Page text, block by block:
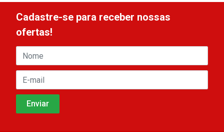
Cadastre-se para receber nossas
ofertas!